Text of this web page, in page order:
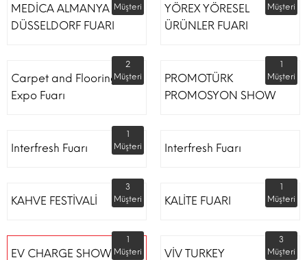
MEDİCA ALMANYA
DÜSSELDORF FUARI
Müşteri
YÖREX YÖRESEL
ÜRÜNLER FUARI
Müşteri
Carpet and Flooring
Expo Fuarı
2
Müşteri
PROMOTÜRK
PROMOSYON SHOW
1
Müşteri
Interfresh Fuarı
1
Müşteri
Interfresh Fuarı
KAHVE FESTİVALİ
3
Müşteri
KALİTE FUARI
1
Müşteri
EV CHARGE SHOW
1
Müşteri
VİV TURKEY
3
Müşteri